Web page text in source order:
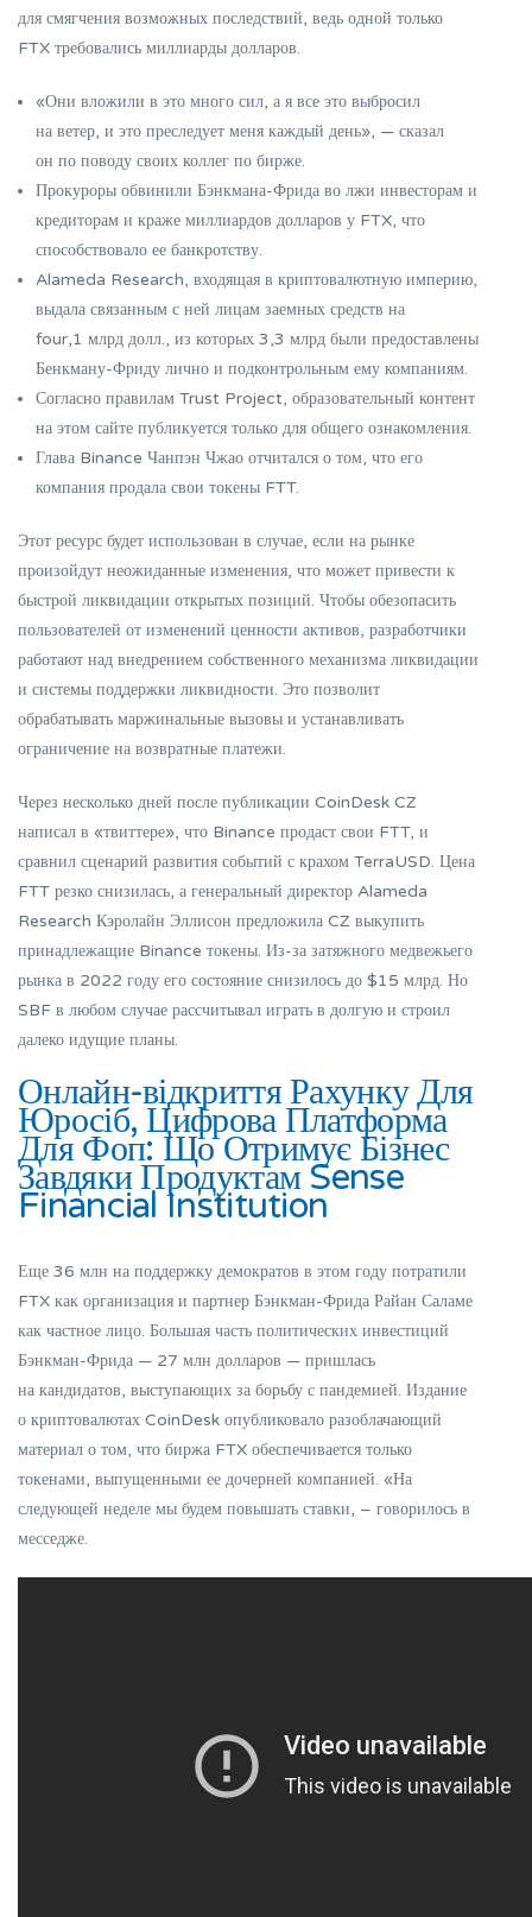
для смягчения возможных последствий, ведь одной только
FTX требовались миллиарды долларов.
«Они вложили в это много сил, а я все это выбросил
на ветер, и это преследует меня каждый день», — сказал
он по поводу своих коллег по бирже.
Прокуроры обвинили Бэнкмана-Фрида во лжи инвесторам и
кредиторам и краже миллиардов долларов у FTX, что
способствовало ее банкротству.
Alameda Research, входящая в криптовалютную империю,
выдала связанным с ней лицам заемных средств на
four,1 млрд долл., из которых 3,3 млрд были предоставлены
Бенкману-Фриду лично и подконтрольным ему компаниям.
Согласно правилам Trust Project, образовательный контент
на этом сайте публикуется только для общего ознакомления.
Глава Binance Чанпэн Чжао отчитался о том, что его
компания продала свои токены FTT.
Этот ресурс будет использован в случае, если на рынке
произойдут неожиданные изменения, что может привести к
быстрой ликвидации открытых позиций. Чтобы обезопасить
пользователей от изменений ценности активов, разработчики
работают над внедрением собственного механизма ликвидации
и системы поддержки ликвидности. Это позволит
обрабатывать маржинальные вызовы и устанавливать
ограничение на возвратные платежи.
Через несколько дней после публикации CoinDesk CZ
написал в «твиттере», что Binance продаст свои FTT, и
сравнил сценарий развития событий с крахом TerraUSD. Цена
FTT резко снизилась, а генеральный директор Alameda
Research Кэролайн Эллисон предложила CZ выкупить
принадлежащие Binance токены. Из-за затяжного медвежьего
рынка в 2022 году его состояние снизилось до $15 млрд. Но
SBF в любом случае рассчитывал играть в долгую и строил
далеко идущие планы.
Онлайн-відкриття Рахунку Для
Юросіб, Цифрова Платформа
Для Фоп: Що Отримує Бізнес
Завдяки Продуктам Sense
Financial Institution
Еще 36 млн на поддержку демократов в этом году потратили
FTX как организация и партнер Бэнкман-Фрида Райан Саламе
как частное лицо. Большая часть политических инвестиций
Бэнкман-Фрида — 27 млн долларов — пришлась
на кандидатов, выступающих за борьбу с пандемией. Издание
о криптовалютах CoinDesk опубликовало разоблачающий
материал о том, что биржа FTX обеспечивается только
токенами, выпущенными ее дочерней компанией. «На
следующей неделе мы будем повышать ставки, – говорилось в
месседже.